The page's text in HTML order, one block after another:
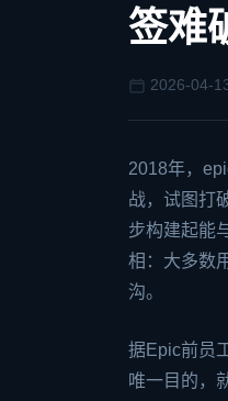
签难
2026-04-
2018年，
战，试图打
步构建起能
相：大多数
沟。
据Epic前员
唯一目的，